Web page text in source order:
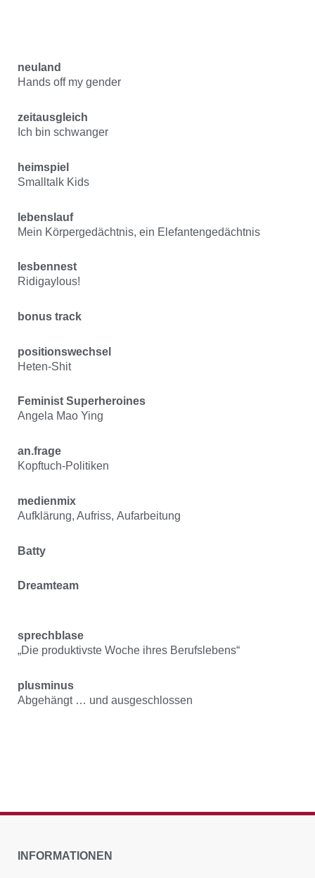
neuland
Hands off my gender
zeitausgleich
Ich bin schwanger
heimspiel
Smalltalk Kids
lebenslauf
Mein Körpergedächtnis, ein Elefantengedächtnis
lesbennest
Ridigaylous!
bonus track
positionswechsel
Heten-Shit
Feminist Superheroines
Angela Mao Ying
an.frage
Kopftuch-Politiken
medienmix
Aufklärung, Aufriss, Aufarbeitung
Batty
Dreamteam
sprechblase
„Die produktivste Woche ihres Berufslebens“
plusminus
Abgehängt … und ausgeschlossen
INFORMATIONEN